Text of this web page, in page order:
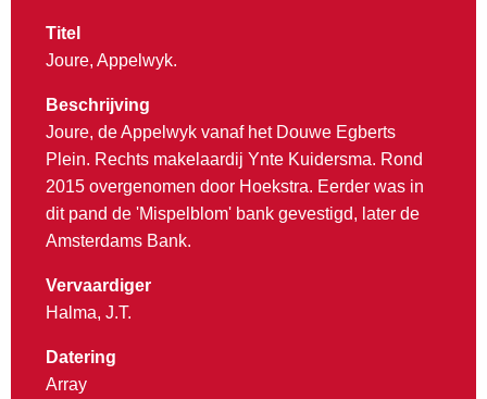
Titel
Joure, Appelwyk.
Beschrijving
Joure, de Appelwyk vanaf het Douwe Egberts
Plein. Rechts makelaardij Ynte Kuidersma. Rond
2015 overgenomen door Hoekstra. Eerder was in
dit pand de 'Mispelblom' bank gevestigd, later de
Amsterdams Bank.
Vervaardiger
Halma, J.T.
Datering
Array